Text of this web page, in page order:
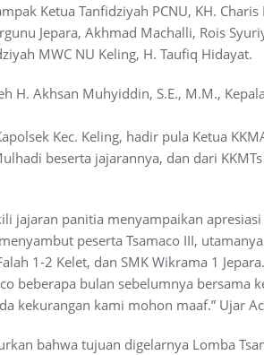
Ketua Tanfidziyah PCNU, KH. Charis
Jepara, Akhmad Machalli, Rois
MWC NU Keling, H. Taufiq Hidayat.
H. Akhsan Muhyiddin, S.E., M.M.,
Kec. Keling, hadir pula Ketua
beserta jajarannya, dan dari
jajaran panitia menyampaikan apresiasi
peserta Tsamaco III,
1-2 Kelet, dan SMK Wikrama 1 Jepara.
beberapa bulan sebelumnya bersama
kekurangan kami mohon maaf.” Ujar
bahwa tujuan digelarnya Lomba